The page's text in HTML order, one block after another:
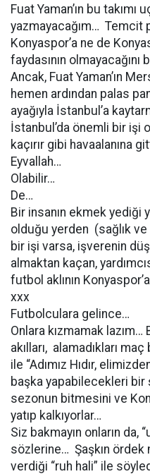
Fuat Yaman’ın bu takımı
yazmayacağım… Temcit
Konyaspor’a ne de
faydasının olmayacağını
Ancak, Fuat Yaman’ın
hemen ardından palas
ayağıyla İstanbul’a
İstanbul’da önemli bir işi
kaçırır gibi havaalanına
Eyvallah…
Olabilir…
De…
Bir insanın ekmek yediği
olduğu yerden (sağlık
bir işi varsa, işverenin
almaktan kaçan,
futbol aklının
xxx
Futbolculara gelince…
Onlara kızmamak
akılları, alamadıkları
ile “Adımız Hıdır,
başka yapabilecekleri bir
sezonun bitmesini ve
yatıp kalkıyorlar…
Siz bakmayın onların da,
sözlerine… Şaşkın ördek
verdiği “ruh hali” ile